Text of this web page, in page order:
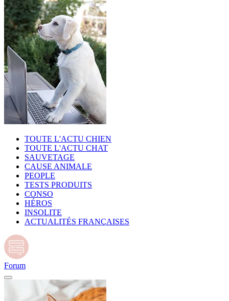
TOUTE L'ACTU CHIEN
TOUTE L'ACTU CHAT
SAUVETAGE
CAUSE ANIMALE
PEOPLE
TESTS PRODUITS
CONSO
HÉROS
INSOLITE
ACTUALITÉS FRANÇAISES
Forum